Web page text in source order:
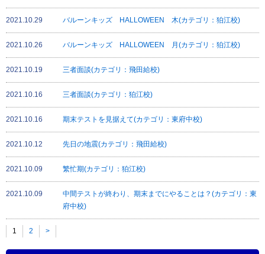
2021.10.29 バルーンキッズ HALLOWEEN 木(カテゴリ：狛江校)
2021.10.26 バルーンキッズ HALLOWEEN 月(カテゴリ：狛江校)
2021.10.19 三者面談(カテゴリ：飛田給校)
2021.10.16 三者面談(カテゴリ：狛江校)
2021.10.16 期末テストを見据えて(カテゴリ：東府中校)
2021.10.12 先日の地震(カテゴリ：飛田給校)
2021.10.09 繁忙期(カテゴリ：狛江校)
2021.10.09
中間テストが終わり、期末までにやることは？(カテゴリ：東
府中校)
1 2 >